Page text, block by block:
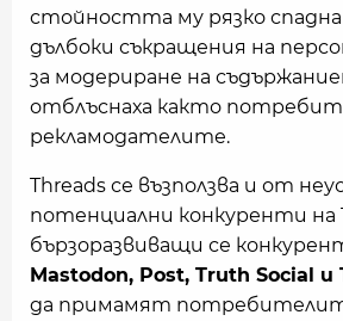
стойността му рязко спадна
дълбоки съкращения на
за модериране на
отблъснаха както
рекламодателите.
Threads се възползва и от
потенциални конкуренти на
бързоразвиващи се
Mastodon, Post, Truth Social и
да примамят